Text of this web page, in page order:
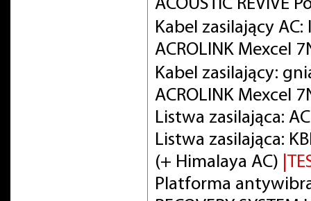
ACOUSTIC REVIVE
Kabel zasilający
ACROLINK Mexcel
Kabel zasilający:
ACROLINK Mexcel
Listwa zasilająca:
Listwa zasilająca:
(+ Himalaya AC)
Platforma